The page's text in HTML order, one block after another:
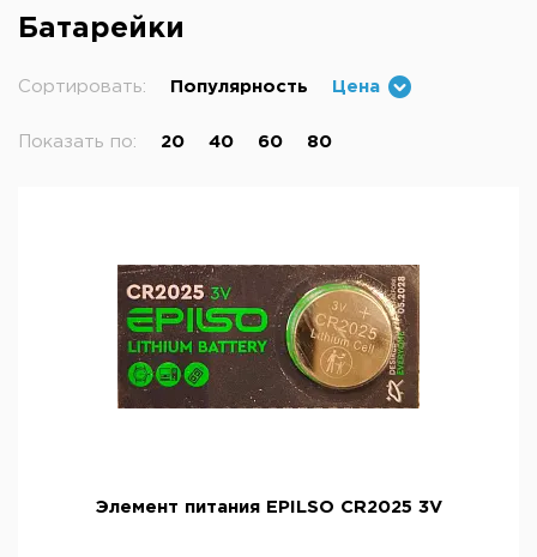
Батарейки
Сортировать: Популярность Цена
Показать по: 20 40 60 80
Элемент питания EPILSO CR2025 3V